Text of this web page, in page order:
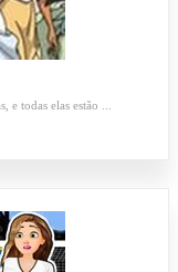
todas elas estão ...